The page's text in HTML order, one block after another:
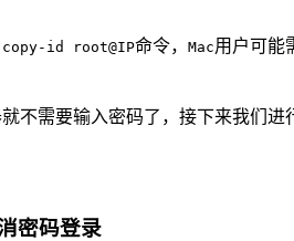
id root@IP命令， Mac用户可能
不需要输入密码了，接下来我们
密码登录